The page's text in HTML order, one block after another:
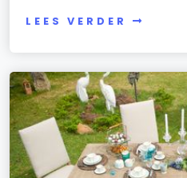
LEES VERDER